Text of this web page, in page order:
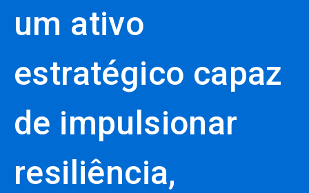
um ativo
estratégico capaz
de impulsionar
resiliência,